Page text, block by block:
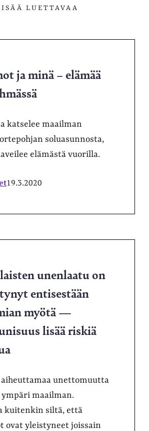
LUETTAVAA
ja minä – elämää
katselee maailman
soluasunnosta,
elämästä vuorilla.
19.3.2020
unenlaatu on
entisestään
myötä —
lisää riskiä
unettomuutta
maailman.
kuitenkin siltä, että
ovat yleistyneet joissain